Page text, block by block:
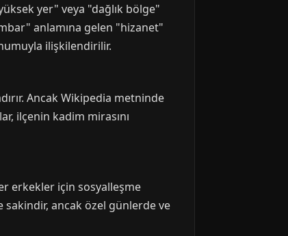
yer" veya "dağlık bölge"
anlamına gelen "hizanet"
ilişkilendirilir.
Ancak Wikipedia metninde
ilçenin kadim mirasını
erkekler için sosyalleşme
sakindir, ancak özel günlerde ve